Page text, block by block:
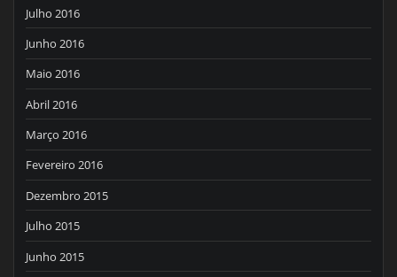
Julho 2016
Junho 2016
Maio 2016
Abril 2016
Março 2016
Fevereiro 2016
Dezembro 2015
Julho 2015
Junho 2015